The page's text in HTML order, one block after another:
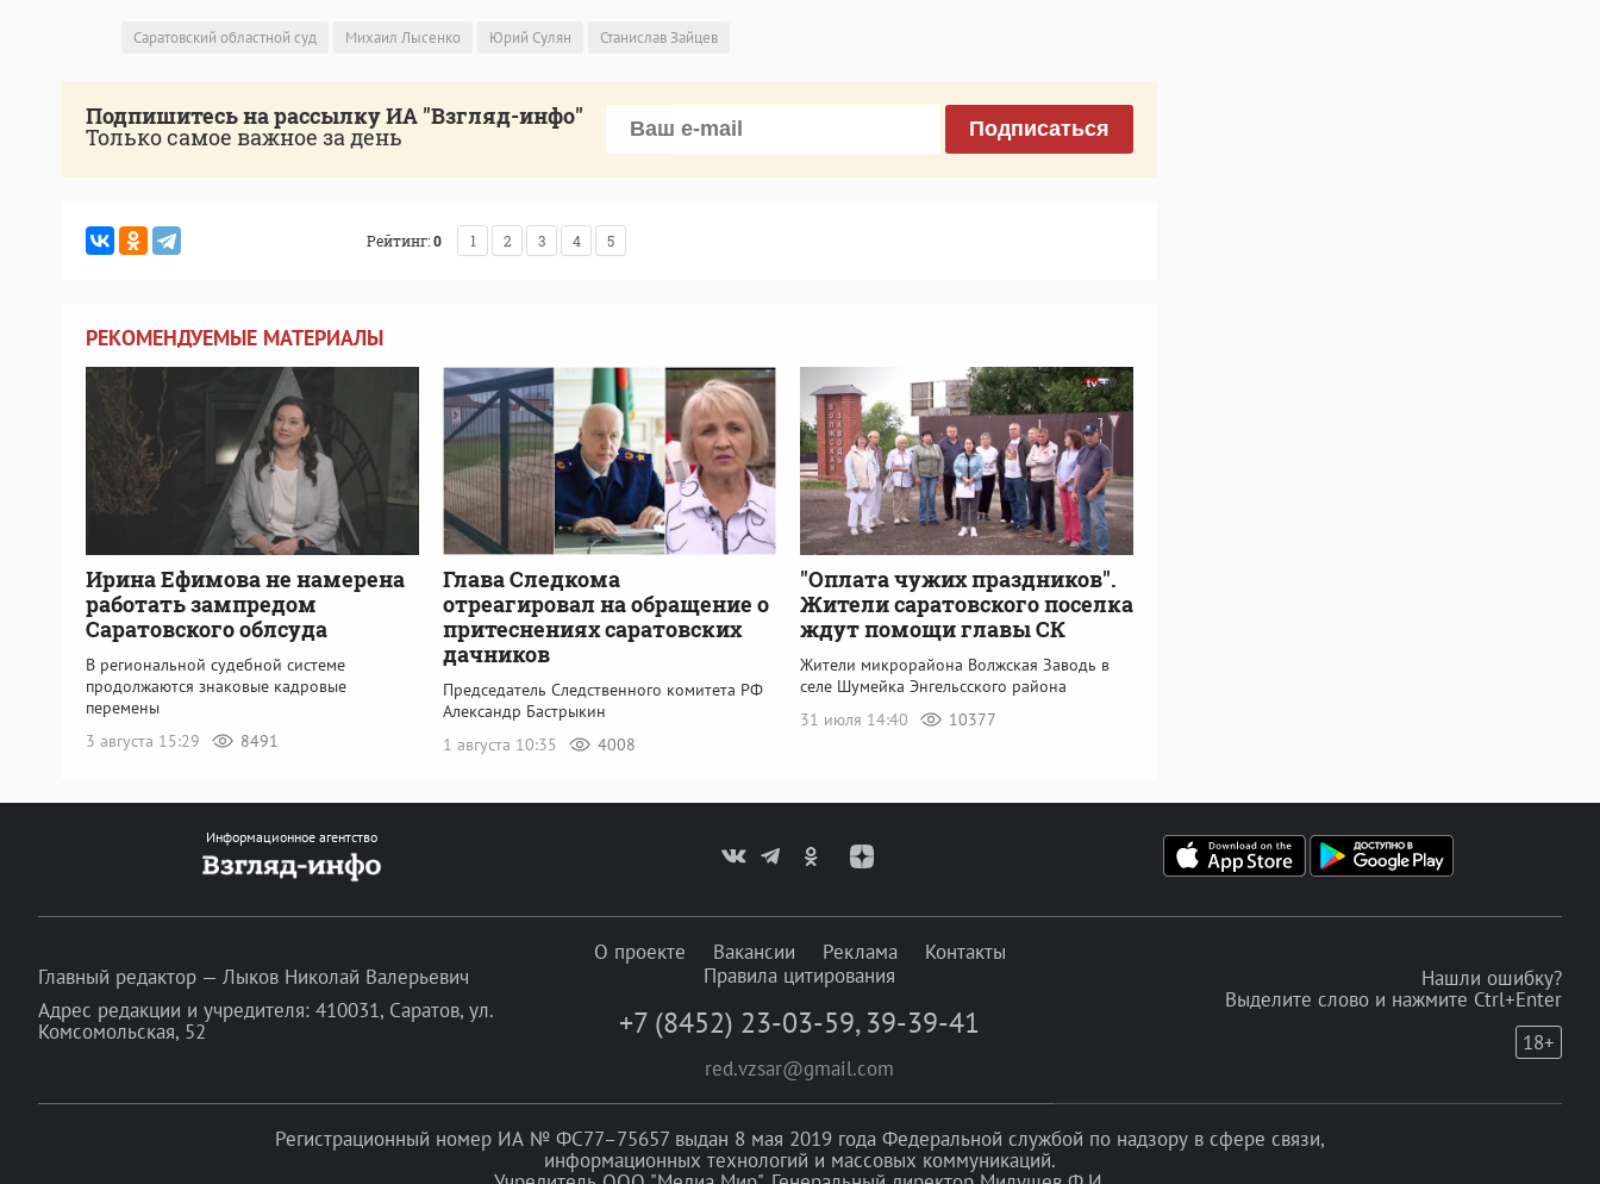
Саратовский областной суд Михаил Лысенко Юрий Сулян Станислав Зайцев
Подпишитесь на рассылку ИА "Взгляд-инфо"
Только самое важное за день Подписаться
Рейтинг:0 1 2 3 4 5
РЕКОМЕНДУЕМЫЕ МАТЕРИАЛЫ
Ирина Ефимова не намерена
работать зампредом
Саратовского облсуда
В региональной судебной системе
продолжаются знаковые кадровые
перемены
3 августа 15:29
8491
Глава Следкома
отреагировал на обращение о
притеснениях саратовских
дачников
Председатель Следственного комитета РФ
Александр Бастрыкин
1 августа 10:35
4008
"Оплата чужих праздников".
Жители саратовского поселка
ждут помощи главы СК
Жители микрорайона Волжская Заводь в
селе Шумейка Энгельсского района
31 июля 14:40
10377
Информационное агентство
Главный редактор — Лыков Николай Валерьевич
Адрес редакции и учредителя: 410031, Саратов, ул.
Комсомольская, 52
О проекте Вакансии Реклама
Контакты
Правила цитирования
+7 (8452) 23-03-59, 39-39-41
red.vzsar@gmail.com
Нашли ошибку?
Выделите слово и нажмите Ctrl+Enter
18+
Регистрационный номер ИА № ФС77–75657 выдан 8 мая 2019 года Федеральной службой по надзору в сфере связи,
информационных технологий и массовых коммуникаций.